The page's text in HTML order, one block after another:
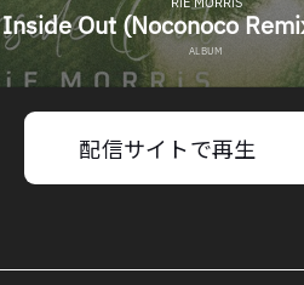
配信サイトで再生